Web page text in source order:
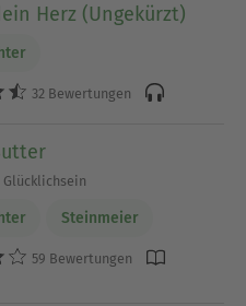
Herz (Ungekürzt)
32 Bewertungen
Glücklichsein
Steinmeier
59 Bewertungen